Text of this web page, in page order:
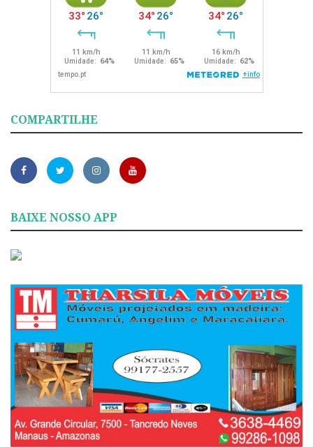
COMPARTILHE
BAIXE NOSSO APP